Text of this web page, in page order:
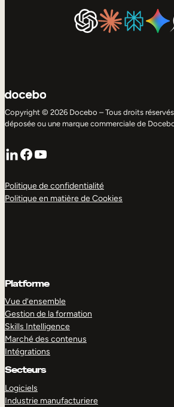
Copyright © 2026 Docebo – Tous droits
déposée ou une marque commerciale de
LinkedIn
Facebook
YouTube
Politique de confidentialité
Politique en matière de Cookies
Platforme
Vue d’ensemble
Gestion de la formation
Skills Intelligence
Marché des contenus
Intégrations
Secteurs
Logiciels
Industrie manufacturiere